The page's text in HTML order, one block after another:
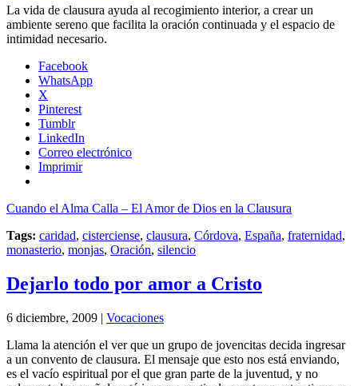
La vida de clausura ayuda al recogimiento interior, a crear un
ambiente sereno que facilita la oración continuada y el espacio de
intimidad necesario.
Facebook
WhatsApp
X
Pinterest
Tumblr
LinkedIn
Correo electrónico
Imprimir
Cuando el Alma Calla – El Amor de Dios en la Clausura
Tags: caridad, cisterciense, clausura, Córdova, España, fraternidad,
monasterio, monjas, Oración, silencio
Dejarlo todo por amor a Cristo
6 diciembre, 2009 | Vocaciones
Llama la atención el ver que un grupo de jovencitas decida ingresar
a un convento de clausura. El mensaje que esto nos está enviando,
es el vacío espiritual por el que gran parte de la juventud, y no